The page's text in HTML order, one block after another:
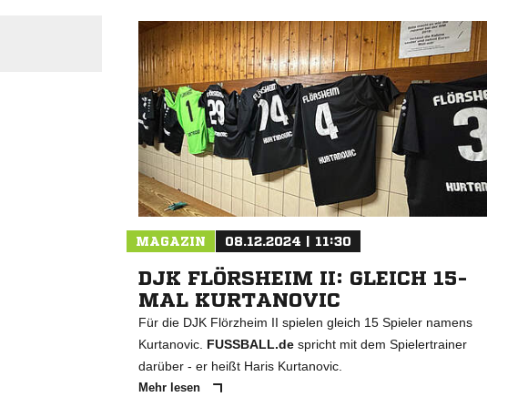
MAGAZIN 08.12.2024 | 11:30
DJK FLÖRSHEIM II: GLEICH 15-
MAL KURTANOVIC
Für die DJK Flörzheim II spielen gleich 15 Spieler namens
Kurtanovic. FUSSBALL.de spricht mit dem Spielertrainer
darüber - er heißt Haris Kurtanovic.
Mehr lesen